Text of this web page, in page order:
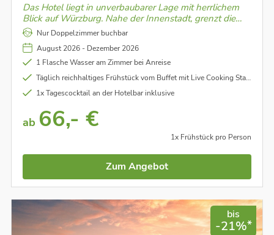
Das Hotel liegt in unverbaubarer Lage mit herrlichem
Blick auf Würzburg. Nahe der Innenstadt, grenzt die
Anlage an das ehemalige Landesgartenschaugelände
und am Campus der Universität Würzburg an.
Nur Doppelzimmer buchbar
August 2026 - Dezember 2026
1 Flasche Wasser am Zimmer bei Anreise
Täglich reichhaltiges Frühstück vom Buffet mit Live Cooking Station
1x Tagescocktail an der Hotelbar inklusive
ab 66,- €
1x Frühstück pro Person
Zum Angebot
bis
-21%*